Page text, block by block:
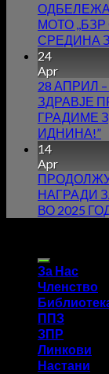
МОТО
СРЕДИНА
24
Apr
28 АПРИЛ
ЗДРАВЈЕ
ГРАДИМЕ
ИДНИНА!”
14
Apr
НАГРАДИ
ВО 2025
За Нас
Членство
ППЗ
ЗПР
Линкови
Настани